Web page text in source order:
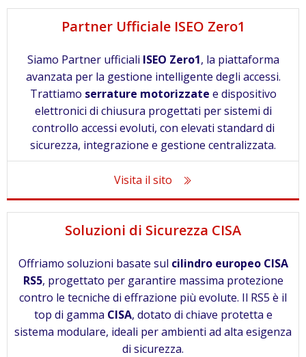
Partner Ufficiale ISEO Zero1
Siamo Partner ufficiali ISEO Zero1, la piattaforma
avanzata per la gestione intelligente degli accessi.
Trattiamo serrature motorizzate e dispositivo
elettronici di chiusura progettati per sistemi di
controllo accessi evoluti, con elevati standard di
sicurezza, integrazione e gestione centralizzata.
Visita il sito
Soluzioni di Sicurezza CISA
Offriamo soluzioni basate sul cilindro europeo CISA
RS5, progettato per garantire massima protezione
contro le tecniche di effrazione più evolute. Il RS5 è il
top di gamma CISA, dotato di chiave protetta e
sistema modulare, ideali per ambienti ad alta esigenza
di sicurezza.